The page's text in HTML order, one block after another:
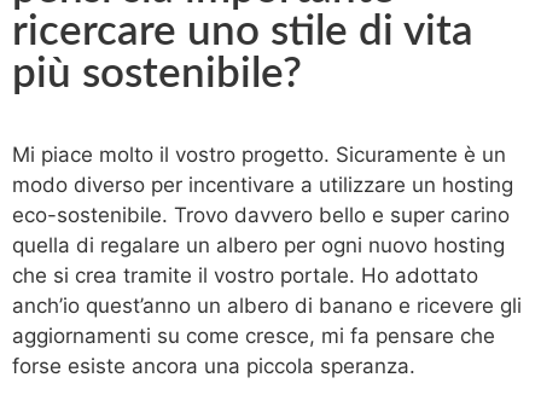
ricercare uno stile di vita
più sostenibile?
Mi piace molto il vostro progetto. Sicuramente è un
modo diverso per incentivare a utilizzare un hosting
eco-sostenibile. Trovo davvero bello e super carino
quella di regalare un albero per ogni nuovo hosting
che si crea tramite il vostro portale. Ho adottato
anch’io quest’anno un albero di banano e ricevere gli
aggiornamenti su come cresce, mi fa pensare che
forse esiste ancora una piccola speranza.